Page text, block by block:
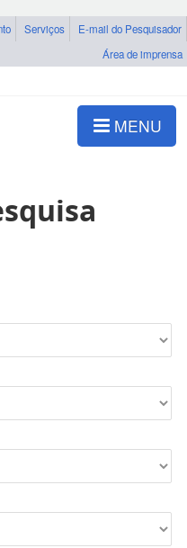
Serviços
E-mail do Pesquisador
Área de imprensa
MENU